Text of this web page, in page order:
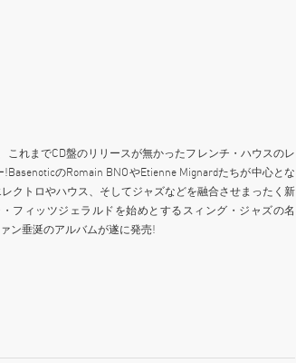
れまでCD盤のリリースが無かったフレンチ・ハウスのレ
のRomain BNOやEtienne Mignardたちが中心とな
クトロやハウス、そしてジャズなどを融合させまったく新
フィッツジェラルドを始めとするスィング・ジャズの名
ン垂涎のアルバムが遂に発売!